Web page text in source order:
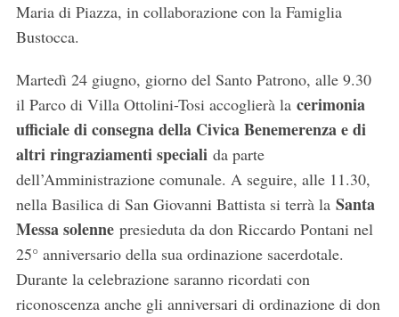
Maria di Piazza, in collaborazione con la Famiglia
Bustocca.
Martedì 24 giugno, giorno del Santo Patrono, alle 9.30
il Parco di Villa Ottolini-Tosi accoglierà la cerimonia
ufficiale di consegna della Civica Benemerenza e di
altri ringraziamenti speciali da parte
dell’Amministrazione comunale. A seguire, alle 11.30,
nella Basilica di San Giovanni Battista si terrà la Santa
Messa solenne presieduta da don Riccardo Pontani nel
25° anniversario della sua ordinazione sacerdotale.
Durante la celebrazione saranno ricordati con
riconoscenza anche gli anniversari di ordinazione di don